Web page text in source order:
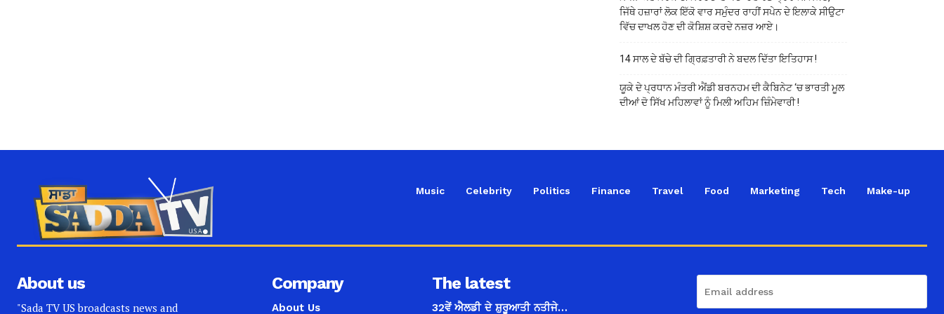
ਜਿੱਥੇ ਹਜ਼ਾਰਾਂ ਲੋਕ ਇੱਕੋ ਵਾਰ ਸਮੁੰਦਰ ਰਾਹੀਂ ਸਪੇਨ ਦੇ ਇਲਾਕੇ ਸੀਉਟਾ
ਵਿੱਚ ਦਾਖਲ ਹੋਣ ਦੀ ਕੋਸ਼ਿਸ਼ ਕਰਦੇ ਨਜ਼ਰ ਆਏ।
14 ਸਾਲ ਦੇ ਬੱਚੇ ਦੀ ਗ੍ਰਿਫ਼ਤਾਰੀ ਨੇ ਬਦਲ ਦਿੱਤਾ ਇਤਿਹਾਸ !
ਯੂਕੇ ਦੇ ਪ੍ਰਧਾਨ ਮੰਤਰੀ ਐਂਡੀ ਬਰਨਹਮ ਦੀ ਕੈਬਿਨੇਟ ‘ਚ ਭਾਰਤੀ ਮੂਲ
ਦੀਆਂ ਦੋ ਸਿੱਖ ਮਹਿਲਾਵਾਂ ਨੂੰ ਮਿਲੀ ਅਹਿਮ ਜ਼ਿੰਮੇਵਾਰੀ !
Music Celebrity Politics Finance Travel Food Marketing Tech Make-up
About us
"Sada TV US broadcasts news and
Company
About Us
The latest
32ਵੇਂ ਐਲਡੀ ਦੇ ਸ਼ੁਰੂਆਤੀ ਨਤੀਜੇ…